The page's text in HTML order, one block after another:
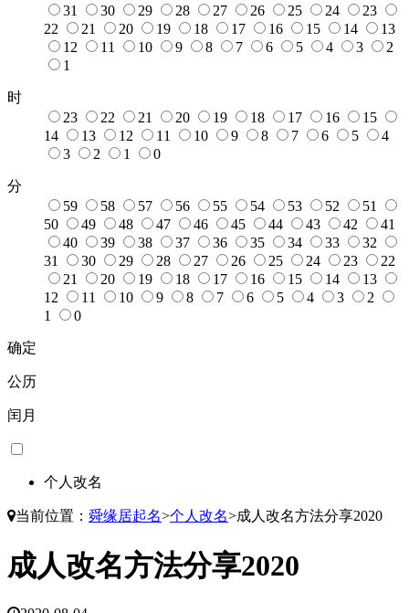
31
30 29 28 27 26 25 24
23
22
21 20 19 18 17 16 15 14
13
12
11 10 9 8 7 6 5 4 3
2
1
时
23
22 21 20 19 18 17 16
15
14
13 12 11 10 9 8 7 6 5
4
3
2 1 0
分
59
58 57 56 55 54 53 52
51
50
49 48 47 46 45 44 43 42
41
40
39 38 37 36 35 34 33
32
31
30 29 28 27 26 25 24 23
22
21
20 19 18 17 16 15 14
13
12
11 10 9 8 7 6 5 4 3
2
1
0
确定
公历
闰月
个人改名
当前位置： 舜缘居起名>个人改名>成人改名方法分享2020
成人改名方法分享2020